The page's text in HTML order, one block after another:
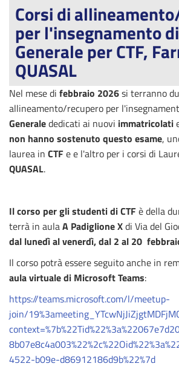
Corsi di
per l'insegnamento
Generale per CTF,
QUASAL
Nel mese di febbraio 2026si terranno
allineamento/recupero per
Generalededicati ai nuovi immatricolati
non hanno sostenuto questo esame,
laurea in CTFe e l'altro per i corsi di
QUASAL.
Il corso per gli studenti di CTFè della
terrà in aulaA Padiglione Xdi Via del
dal lunedì al venerdì, dal 2 al 20
Il corso potrà essere seguito anche in
aula virtuale di Microsoft Teams:
https://teams.microsoft.com/l/meetup-
join/
4522-b09e-d86912186d9b%22%7d